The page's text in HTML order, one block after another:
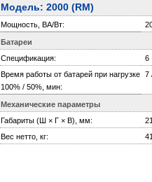
Модель: 2000 (RМ)
Мощность, ВА/Вт:
Батареи
Спецификация:
6
Время работы от батарей при нагрузке
100% / 50%, мин:
7
Механические параметры
Габариты (Ш × Г × В), мм:
Вес нетто, кг: